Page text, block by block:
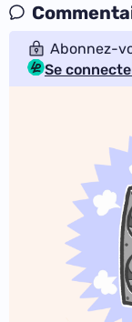
Abonnez-
Se